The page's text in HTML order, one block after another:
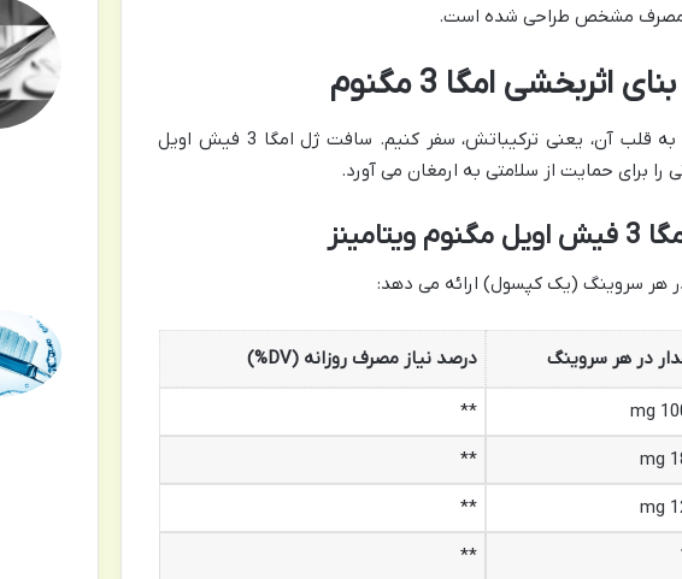
امگا 3 مگنوم
برای درک واقعی اثربخشی یک مکمل، لازم است به قلب آن، یعنی ترکیباتش، سفر کنیم. سافت ژل امگا 3 فیش اویل
را برای حمایت از سلامتی به ارمغان می آورد.
هر سروینگ (یک کپسول) ارائه می دهد:
در هر سروینگ درصد نیاز مصرف روزانه (DV%)
**
**
**
**